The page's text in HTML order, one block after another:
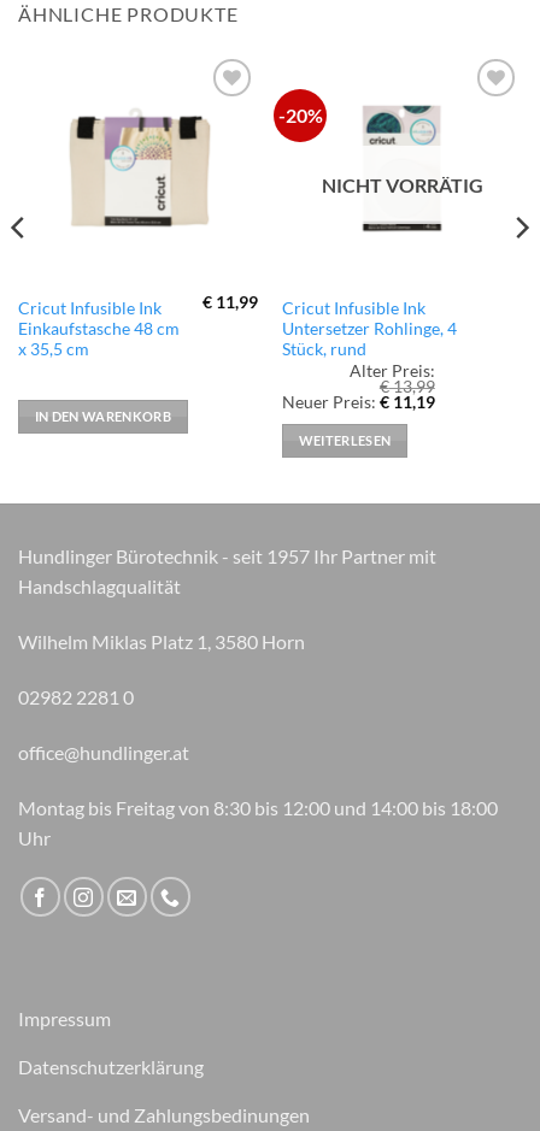
ÄHNLICHE PRODUKTE
zur
Wunschliste
hinzufügen
Cricut Infusible Ink
Einkaufstasche 48 cm
x 35,5 cm
€ 11,99
IN DEN WARENKORB
-20%
Wunschliste
NICHT VORRÄTIG
Cricut Infusible Ink
Untersetzer Rohlinge, 4
Stück, rund
Alter Preis:
€13,99
Ursprünglicher
war:
€ 13,99
Neuer Preis: €11,19Aktueller
WEITERLESEN
Hundlinger Bürotechnik - seit 1957 Ihr Partner mit
Handschlagqualität
Wilhelm Miklas Platz 1, 3580 Horn
02982 2281 0
office@hundlinger.at
Montag bis Freitag von 8:30 bis 12:00 und 14:00 bis 18:00
Uhr
Impressum
Datenschutzerklärung
Versand- und Zahlungsbedinungen